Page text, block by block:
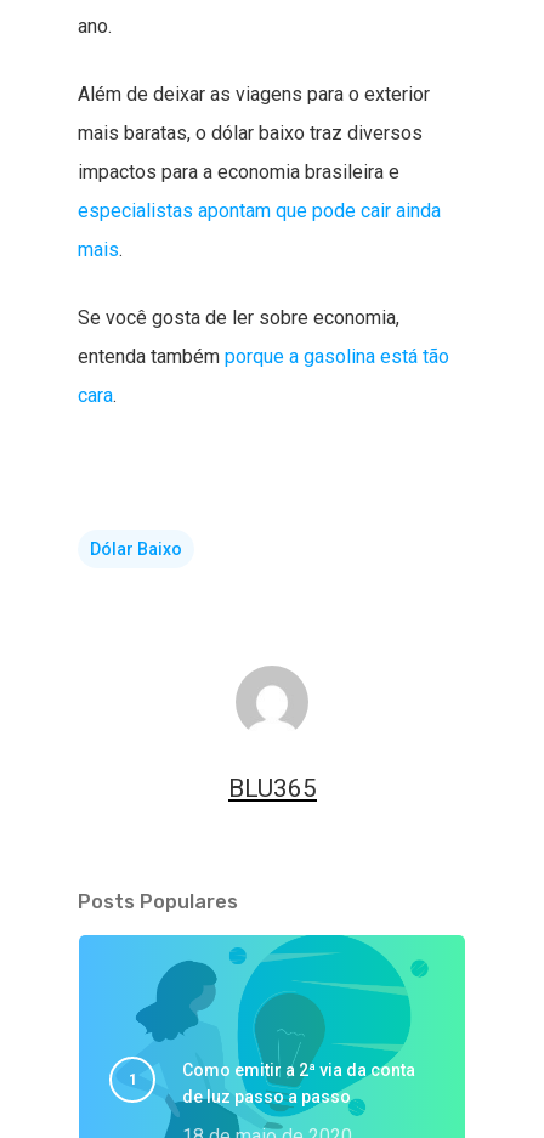
ano.
Além de deixar as viagens para o exterior
mais baratas, o dólar baixo traz diversos
impactos para a economia brasileira e
especialistas apontam que pode cair ainda
mais.
Se você gosta de ler sobre economia,
entenda também porque a gasolina está tão
cara.
Dólar Baixo
BLU365
Posts Populares
Como emitir a 2ª via da conta
de luz passo a passo